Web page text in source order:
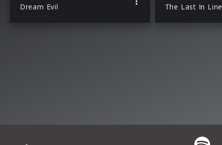
Dream Evil The Last In